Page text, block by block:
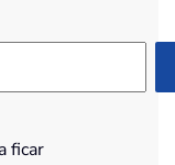
ficar